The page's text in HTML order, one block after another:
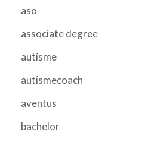
aso
associate degree
autisme
autismecoach
aventus
bachelor